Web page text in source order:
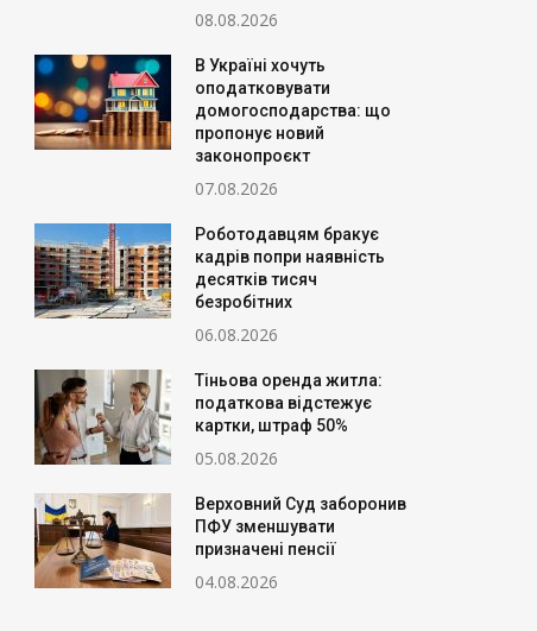
08.08.2026
В Україні хочуть
оподатковувати
домогосподарства: що
пропонує новий
законопроєкт
07.08.2026
Роботодавцям бракує
кадрів попри наявність
десятків тисяч
безробітних
06.08.2026
Тіньова оренда житла:
податкова відстежує
картки, штраф 50%
05.08.2026
Верховний Суд заборонив
ПФУ зменшувати
призначені пенсії
04.08.2026